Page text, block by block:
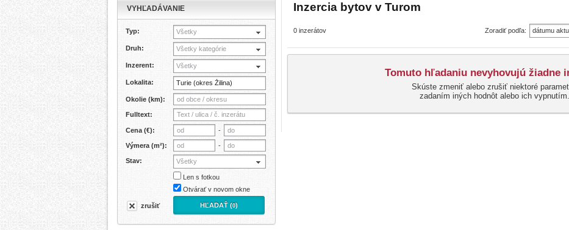
Inzercia bytov v Turom
0 inzerátov Zoradiť podľa:
dátumu
Tomuto hľadaniu nevyhovujú žiadne
Skúste zmeniť alebo zrušiť niektoré
zadaním iných hodnôt alebo ich vypnutím.
VYHĽADÁVANIE
Typ: Všetky
Druh: Všetky kategórie
Inzerent: Všetky
Lokalita:
Okolie (km):
Fulltext:
Cena (€): -
Výmera (m²): -
Stav: Všetky
Len s fotkou
Otvárať v novom okne
zrušiť HĽADAŤ (0)